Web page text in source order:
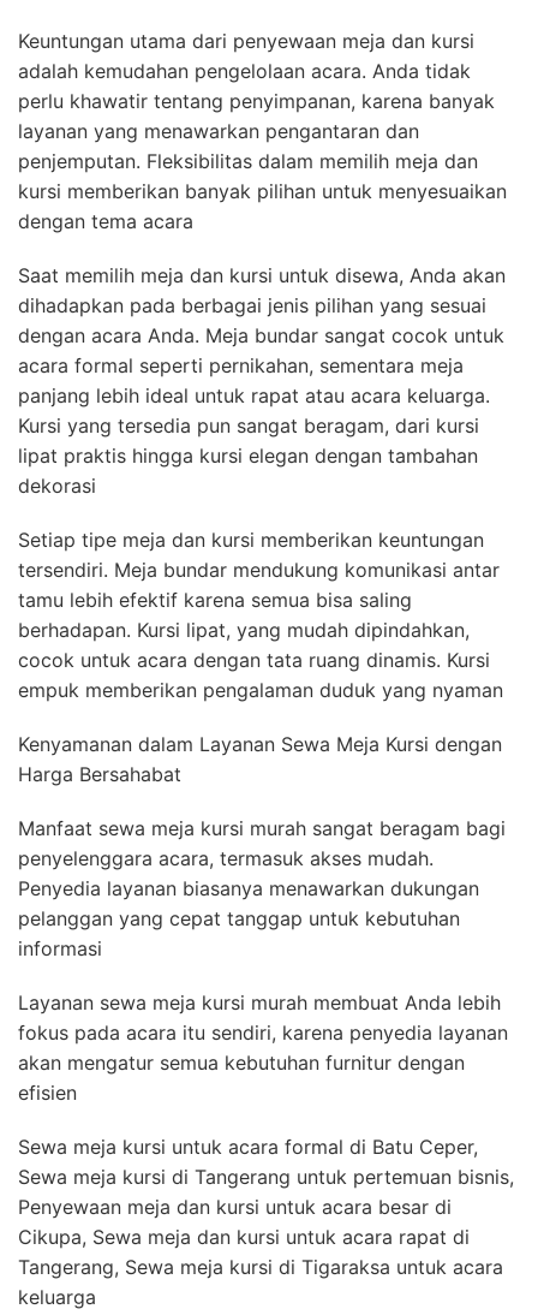
Keuntungan utama dari penyewaan meja dan kursi
adalah kemudahan pengelolaan acara. Anda tidak
perlu khawatir tentang penyimpanan, karena banyak
layanan yang menawarkan pengantaran dan
penjemputan. Fleksibilitas dalam memilih meja dan
kursi memberikan banyak pilihan untuk menyesuaikan
dengan tema acara
Saat memilih meja dan kursi untuk disewa, Anda akan
dihadapkan pada berbagai jenis pilihan yang sesuai
dengan acara Anda. Meja bundar sangat cocok untuk
acara formal seperti pernikahan, sementara meja
panjang lebih ideal untuk rapat atau acara keluarga.
Kursi yang tersedia pun sangat beragam, dari kursi
lipat praktis hingga kursi elegan dengan tambahan
dekorasi
Setiap tipe meja dan kursi memberikan keuntungan
tersendiri. Meja bundar mendukung komunikasi antar
tamu lebih efektif karena semua bisa saling
berhadapan. Kursi lipat, yang mudah dipindahkan,
cocok untuk acara dengan tata ruang dinamis. Kursi
empuk memberikan pengalaman duduk yang nyaman
Kenyamanan dalam Layanan Sewa Meja Kursi dengan
Harga Bersahabat
Manfaat sewa meja kursi murah sangat beragam bagi
penyelenggara acara, termasuk akses mudah.
Penyedia layanan biasanya menawarkan dukungan
pelanggan yang cepat tanggap untuk kebutuhan
informasi
Layanan sewa meja kursi murah membuat Anda lebih
fokus pada acara itu sendiri, karena penyedia layanan
akan mengatur semua kebutuhan furnitur dengan
efisien
Sewa meja kursi untuk acara formal di Batu Ceper,
Sewa meja kursi di Tangerang untuk pertemuan bisnis,
Penyewaan meja dan kursi untuk acara besar di
Cikupa, Sewa meja dan kursi untuk acara rapat di
Tangerang, Sewa meja kursi di Tigaraksa untuk acara
keluarga